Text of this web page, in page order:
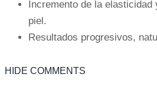
Incremento de la
piel.
Resultados progresivos,
HIDE COMMENTS